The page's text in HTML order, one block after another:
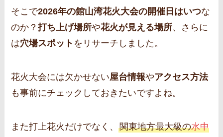
そこで2026年の館山湾花火大会の開催日はいつな
のか？打ち上げ場所や花火が見える場所、さらに
は穴場スポット をリサーチしました。
花火大会には欠かせない屋台情報やアクセス方法
も事前にチェックしておきたいですよね。
また打上花火だけでなく、関東地方最大級の水中